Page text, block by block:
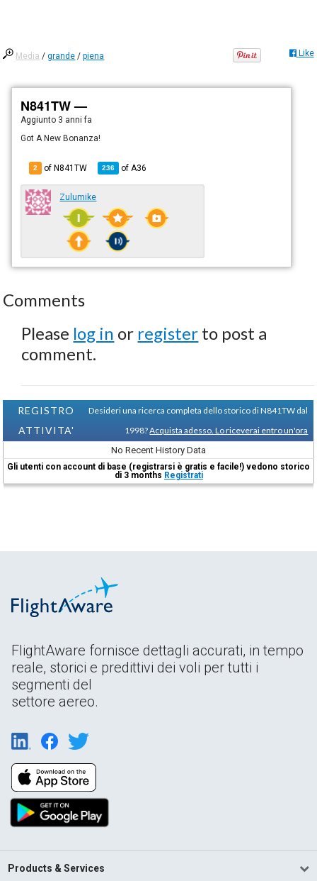
Media /grande /piena Like
N841TW —
Aggiunto 3 anni fa
Got A New Bonanza!
2 of N841TW 236 of A36
Zulumike
Comments
Please log in or register to post a
comment.
REGISTRO
ATTIVITA'
Desideri una ricerca completa dello storico di N841TW dal
1998?Acquista adesso. Lo riceverai entro un'ora
No Recent History Data
Gli utenti con account di base (registrarsi è gratis e facile!) vedono storico
di 3 months Registrati
FlightAware fornisce dettagli accurati, in tempo
reale, storici e predittivi dei voli per tutti i
segmenti del
settore aereo.
Products & Services